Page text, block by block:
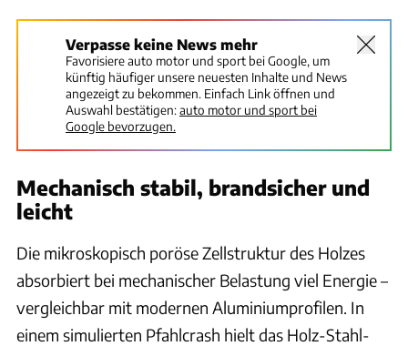
Verpasse keine News mehr
Favorisiere auto motor und sport bei Google, um
künftig häufiger unsere neuesten Inhalte und News
angezeigt zu bekommen. Einfach Link öffnen und
Auswahl bestätigen:auto motor und sport bei
Google bevorzugen.
Mechanisch stabil, brandsicher und
leicht
Die mikroskopisch poröse Zellstruktur des Holzes
absorbiert bei mechanischer Belastung viel Energie –
vergleichbar mit modernen Aluminiumprofilen. In
einem simulierten Pfahlcrash hielt das Holz-Stahl-